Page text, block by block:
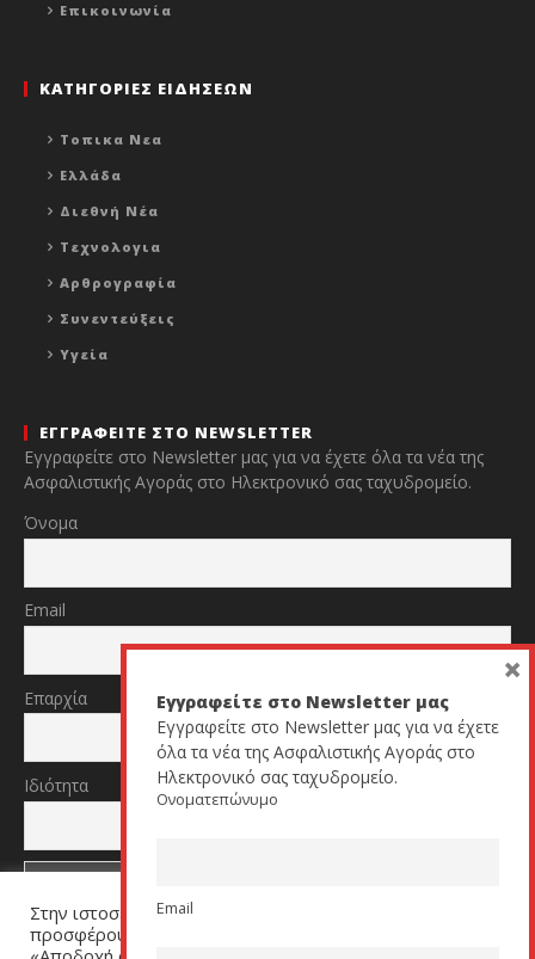
Επικοινωνία
ΚΑΤΗΓΟΡΙΕΣ ΕΙΔΗΣΕΩΝ
Τοπικα Νεα
Ελλάδα
Διεθνή Νέα
Τεχνολογια
Αρθρογραφία
Συνεντεύξεις
Υγεία
ΕΓΓΡΑΦΕΙΤΕ ΣΤΟ NEWSLETTER
Εγγραφείτε στο Newsletter μας για να έχετε όλα τα νέα της
Ασφαλιστικής Αγοράς στο Ηλεκτρονικό σας ταχυδρομείο.
Όνομα
Email
Επαρχία
Ιδιότητα
TikTok
YouTube
Στην ιστοσελίδα μας χρησιμοποιούμε cookies για να σας
προσφέρουμε μία εξατομικευμένη εμπειρία. Πατήστε
Εγγραφείτε στο Newsletter μας
Εγγραφείτε στο Newsletter μας για να έχετε
όλα τα νέα της Ασφαλιστικής Αγοράς στο
Ηλεκτρονικό σας ταχυδρομείο.
Ονοματεπώνυμο
Email
×